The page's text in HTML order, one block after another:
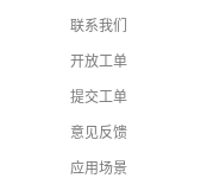
联系我们
开放工单
提交工单
意见反馈
应用场景